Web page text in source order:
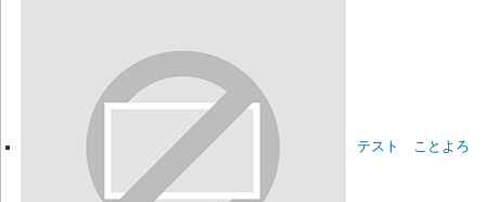
テスト ことよろ